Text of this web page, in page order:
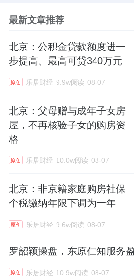
最新文章推荐
北京：公积金贷款额度进一
步提高、最高可贷340万元
原创 乐居财经 9.9w阅读 08-07
北京：父母赠与成年子女房
屋，不再核验子女的购房资
格
原创 乐居财经 10.0w阅读 08-07
北京：非京籍家庭购房社保
个税缴纳年限下调为一年
原创 乐居财经 9.6w阅读 08-07
罗韶颖操盘，东原仁知服务
原创 乐居财经 10.9w阅读 08-07